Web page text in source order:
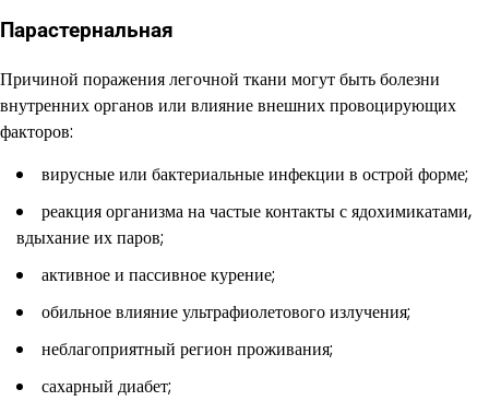
Парастернальная
Причиной поражения легочной ткани могут быть болезни
внутренних органов или влияние внешних провоцирующих
факторов:
вирусные или бактериальные инфекции в острой форме;
реакция организма на частые контакты с ядохимикатами,
вдыхание их паров;
активное и пассивное курение;
обильное влияние ультрафиолетового излучения;
неблагоприятный регион проживания;
сахарный диабет;